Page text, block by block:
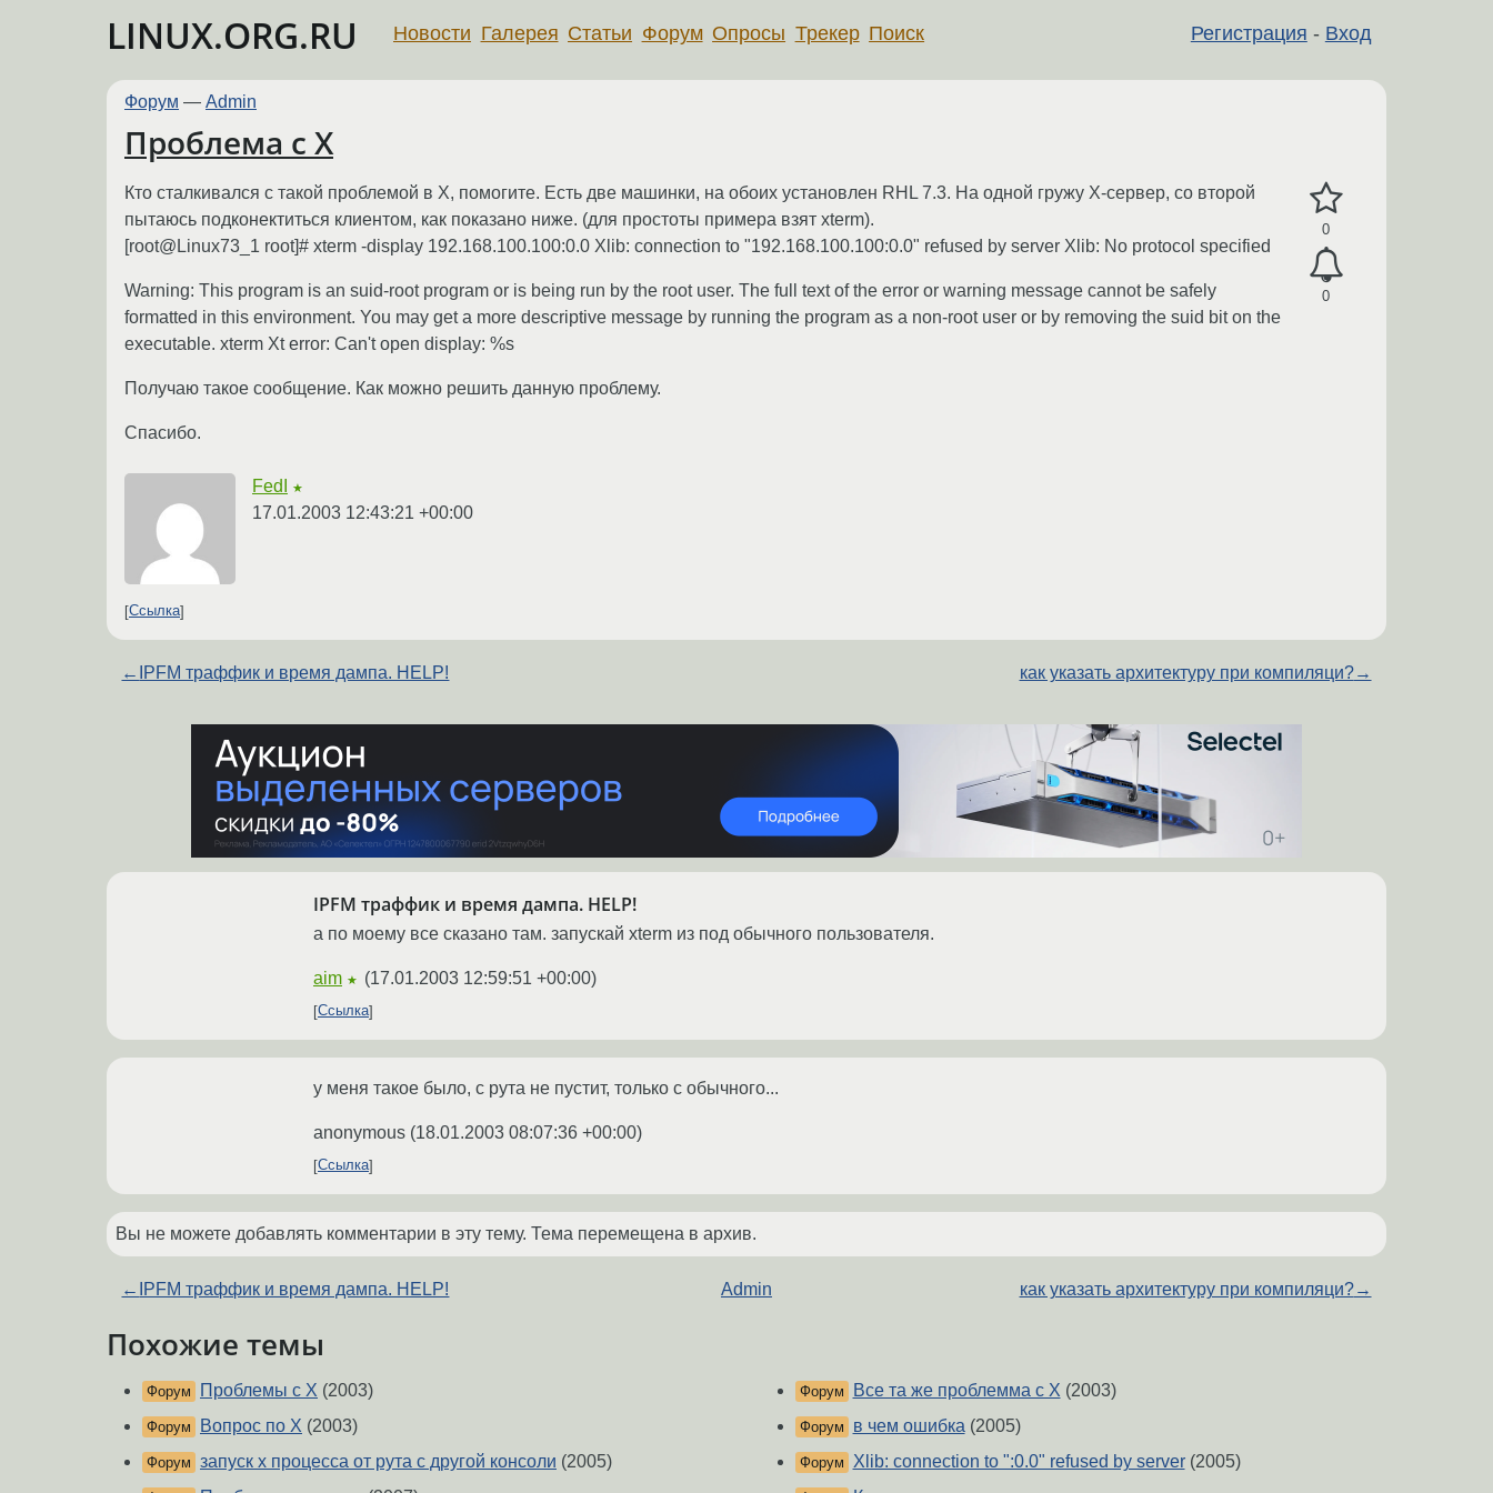
LINUX.ORG.RU Регистрация - Вход
Новости Галерея Статьи Форум Опросы Трекер Поиск
Форум — Admin
Проблема с Х
0
0
Кто сталкивался с такой проблемой в Х, помогите. Есть две машинки, на обоих установлен RHL 7.3. На одной гружу Х-сервер, со второй
пытаюсь подконектиться клиентом, как показано ниже. (для простоты примера взят xterm).
[root@Linux73_1 root]# xterm -display 192.168.100.100:0.0 Xlib: connection to "192.168.100.100:0.0" refused by server Xlib: No protocol specified
Warning: This program is an suid-root program or is being run by the root user. The full text of the error or warning message cannot be safely
formatted in this environment. You may get a more descriptive message by running the program as a non-root user or by removing the suid bit on the
executable. xterm Xt error: Can't open display: %s
Получаю такое сообщение. Как можно решить данную проблему.
Спасибо.
FedI ★
17.01.2003 12:43:21 +00:00
Ссылка
← IPFM траффик и время дампа. HELP! как указать архитектуру при компиляци?→
IPFM траффик и время дампа. HELP!
а по моему все сказано там. запускай xterm из под обычного пользователя.
aim ★ (17.01.2003 12:59:51 +00:00)
Ссылка
у меня такое было, с рута не пустит, только с обычного...
anonymous (18.01.2003 08:07:36 +00:00)
Ссылка
Вы не можете добавлять комментарии в эту тему. Тема перемещена в архив.
← IPFM траффик и время дампа. HELP! Admin как указать архитектуру при компиляци?→
Похожие темы
Форум Проблемы с Х (2003)
Форум Вопрос по Х (2003)
Форум запуск x процесса от рута с другой консоли (2005)
Форум Все та же проблемма с Х (2003)
Форум в чем ошибка (2005)
Форум Xlib: connection to ":0.0" refused by server(2005)